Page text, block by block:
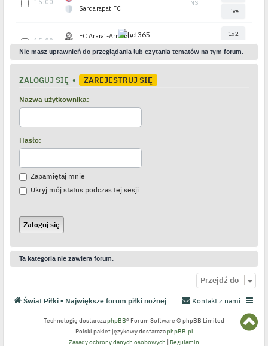
Nie masz uprawnień do przeglądania lub czytania tematów na tym forum.
ZALOGUJ SIĘ • ZAREJESTRUJ SIĘ
Nazwa użytkownika:
Hasło:
Zapamiętaj mnie
Ukryj mój status podczas tej sesji
Ta kategoria nie zawiera forum.
Przejdź do
N
Świat Piłki - Największe forum piłki nożnej Kontakt z nami
Technologię dostarczaphpBB® Forum Software © phpBB Limited
Polski pakiet językowy dostarczaphpBB.pl
Zasady ochrony danych osobowych
Regulamin